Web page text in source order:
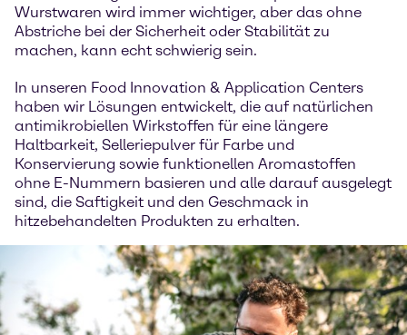
Wurstwaren wird immer wichtiger, aber das ohne
Abstriche bei der Sicherheit oder Stabilität zu
machen, kann echt schwierig sein.
In unseren Food Innovation & Application Centers
haben wir Lösungen entwickelt, die auf natürlichen
antimikrobiellen Wirkstoffen für eine längere
Haltbarkeit, Selleriepulver für Farbe und
Konservierung sowie funktionellen Aromastoffen
ohne E-Nummern basieren und alle darauf ausgelegt
sind, die Saftigkeit und den Geschmack in
hitzebehandelten Produkten zu erhalten.